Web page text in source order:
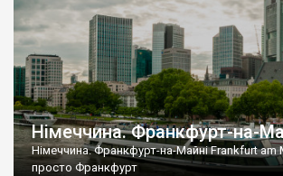
Німеччина. Франкфурт-на-
Німеччина. Франкфурт-на-Майні Frankfurt
просто Франкфурт